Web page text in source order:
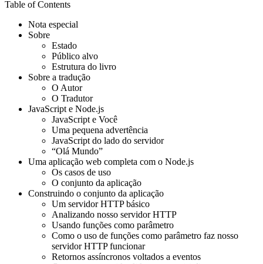
Table of Contents
Nota especial
Sobre
Estado
Público alvo
Estrutura do livro
Sobre a tradução
O Autor
O Tradutor
JavaScript e Node.js
JavaScript e Você
Uma pequena advertência
JavaScript do lado do servidor
“Olá Mundo”
Uma aplicação web completa com o Node.js
Os casos de uso
O conjunto da aplicação
Construindo o conjunto da aplicação
Um servidor HTTP básico
Analizando nosso servidor HTTP
Usando funções como parâmetro
Como o uso de funções como parâmetro faz nosso
servidor HTTP funcionar
Retornos assíncronos voltados a eventos